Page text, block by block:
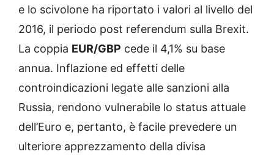
e lo scivolone ha riportato i valori al livello del
2016, il periodo post referendum sulla Brexit.
La coppia EUR/GBP cede il 4,1% su base
annua. Inflazione ed effetti delle
controindicazioni legate alle sanzioni alla
Russia, rendono vulnerabile lo status attuale
dell’Euro e, pertanto, è facile prevedere un
ulteriore apprezzamento della divisa